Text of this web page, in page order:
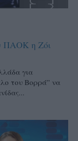
ΠΑΟΚ η Ζόι
για
του Βορρά” να